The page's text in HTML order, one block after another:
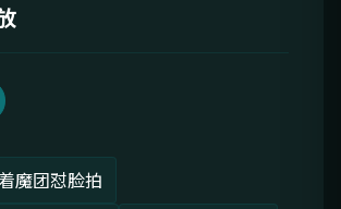
魔团怼脸拍